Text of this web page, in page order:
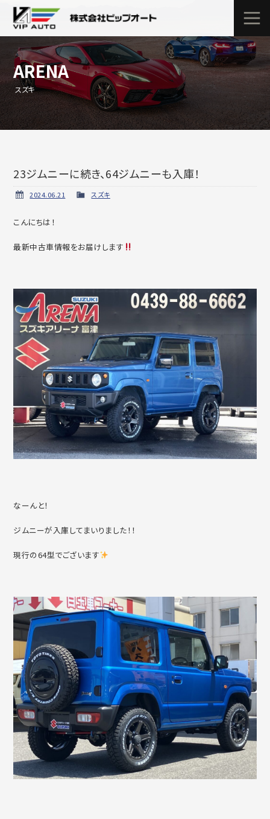
ARENA
スズキ
23ジムニーに続き、64ジムニーも入庫！
2024.06.21 スズキ
こんにちは！
最新中古車情報をお届けします
なーんと！
ジムニーが入庫してまいりました！！
現行の64型でございます